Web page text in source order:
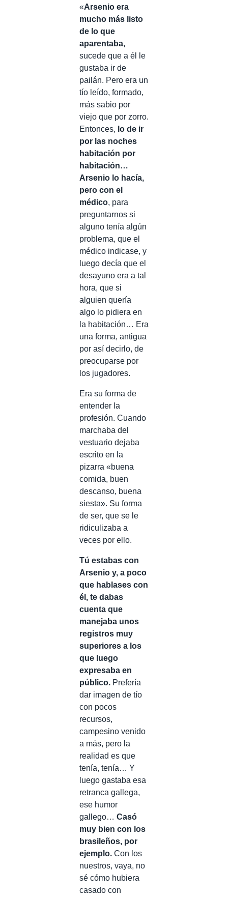
«Arsenio era
mucho más listo
de lo que
aparentaba,
sucede que a él le
gustaba ir de
pailán. Pero era un
tío leído, formado,
más sabio por
viejo que por zorro.
Entonces, lo de ir
por las noches
habitación por
habitación…
Arsenio lo hacía,
pero con el
médico, para
preguntarnos si
alguno tenía algún
problema, que el
médico indicase, y
luego decía que el
desayuno era a tal
hora, que si
alguien quería
algo lo pidiera en
la habitación… Era
una forma, antigua
por así decirlo, de
preocuparse por
los jugadores.
Era su forma de
entender la
profesión. Cuando
marchaba del
vestuario dejaba
escrito en la
pizarra «buena
comida, buen
descanso, buena
siesta». Su forma
de ser, que se le
ridiculizaba a
veces por ello.
Tú estabas con
Arsenio y, a poco
que hablases con
él, te dabas
cuenta que
manejaba unos
registros muy
superiores a los
que luego
expresaba en
público. Prefería
dar imagen de tío
con pocos
recursos,
campesino venido
a más, pero la
realidad es que
tenía, tenía… Y
luego gastaba esa
retranca gallega,
ese humor
gallego… Casó
muy bien con los
brasileños, por
ejemplo. Con los
nuestros, vaya, no
sé cómo hubiera
casado con